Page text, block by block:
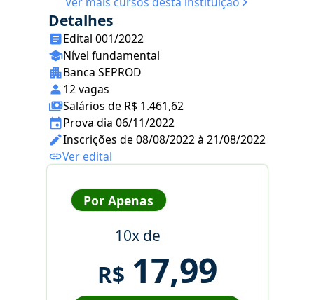
Detalhes
Edital 001/2022
Nível fundamental
Banca SEPROD
12 vagas
Salários de R$ 1.461,62
Prova dia 06/11/2022
Inscrições de 08/08/2022 à 21/08/2022
Ver edital
Por Apenas
10x de
R$ 17,99